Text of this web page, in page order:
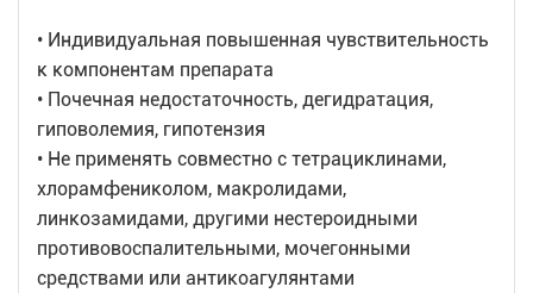
• Индивидуальная повышенная чувствительность
к компонентам препарата
• Почечная недостаточность, дегидратация,
гиповолемия, гипотензия
• Не применять совместно с тетрациклинами,
хлорамфениколом, макролидами,
линкозамидами, другими нестероидными
противовоспалительными, мочегонными
средствами или антикоагулянтами